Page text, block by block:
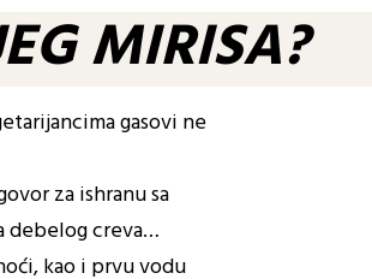
MIRISA?
gasovi ne
za ishranu sa
debelog creva…
kao i prvu vodu